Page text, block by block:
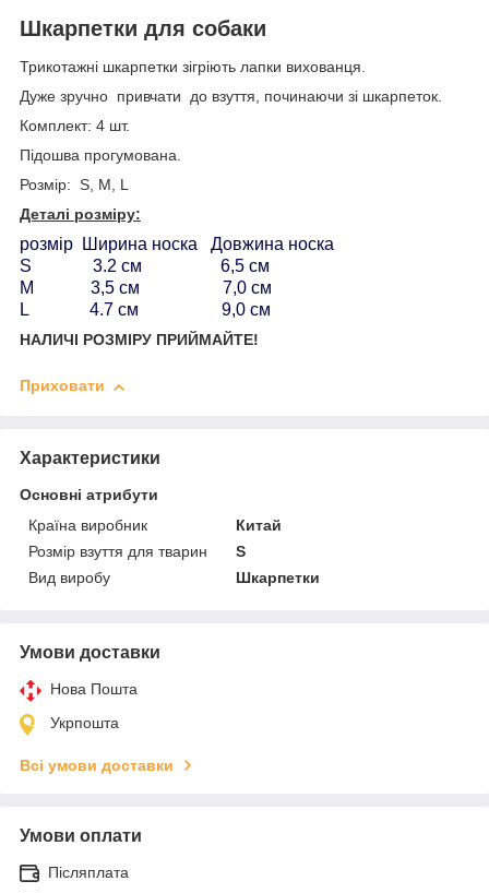
Шкарпетки для собаки
Трикотажні шкарпетки зігріють лапки вихованця.
Дуже зручно привчати до взуття, починаючи зі шкарпеток.
Комплект: 4 шт.
Підошва прогумована.
Розмір: S, M, L
Деталі розміру:
розмір Ширина носка Довжина носка
S 3.2 см 6,5 см
М 3,5 см 7,0 см
L 4.7 см 9,0 см
НАЛИЧІ РОЗМІРУ ПРИЙМАЙТЕ!
Приховати
Характеристики
Основні атрибути
Країна виробник
Китай
Розмір взуття для тварин
S
Вид виробу
Шкарпетки
Умови доставки
Нова Пошта
Укрпошта
Всі умови доставки
Умови оплати
Післяплата